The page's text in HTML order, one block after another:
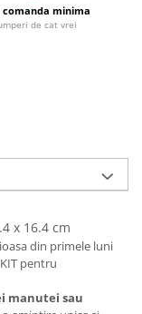
comanda minima
de cat vrei
x 16.4 cm
din primele luni
pentru
manutei sau